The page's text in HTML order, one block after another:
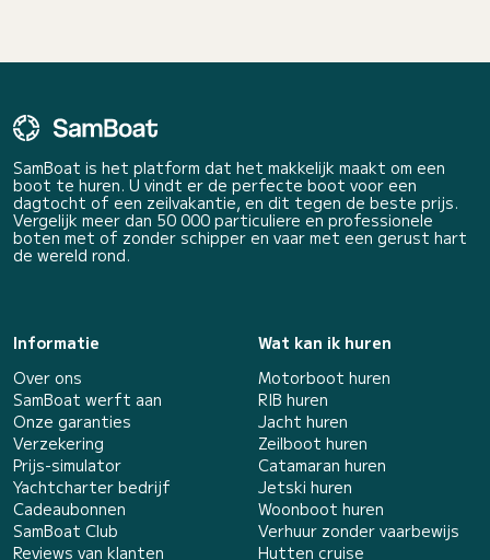
SamBoat is het platform dat het makkelijk maakt om een
boot te huren. U vindt er de perfecte boot voor een
dagtocht of een zeilvakantie, en dit tegen de beste prijs.
Vergelijk meer dan 50 000 particuliere en professionele
boten met of zonder schipper en vaar met een gerust hart
de wereld rond.
Informatie
Over ons
SamBoat werft aan
Onze garanties
Verzekering
Prijs-simulator
Yachtcharter bedrijf
Cadeaubonnen
SamBoat Club
Reviews van klanten
Wat kan ik huren
Motorboot huren
RIB huren
Jacht huren
Zeilboot huren
Catamaran huren
Jetski huren
Woonboot huren
Verhuur zonder vaarbewijs
Hutten cruise